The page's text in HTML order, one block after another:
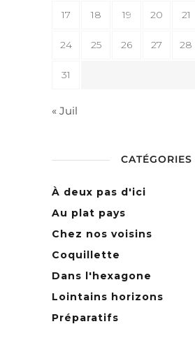
17 18 19 20 21
24 25 26 27 28
31
« Juil
CATÉGORIES
À deux pas d'ici
Au plat pays
Chez nos voisins
Coquillette
Dans l'hexagone
Lointains horizons
Préparatifs